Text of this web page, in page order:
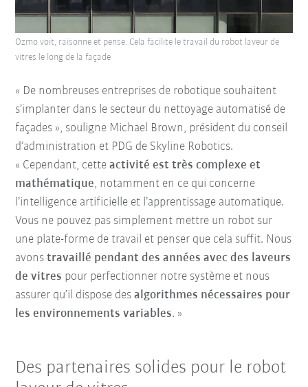
« De nombreuses entreprises de robotique souhaitent
s’implanter dans le secteur du nettoyage automatisé de
façades », souligne Michael Brown, président du conseil
d’administration et PDG de Skyline Robotics.
« Cependant, cetteactivité est très complexe et
mathématique, notamment en ce qui concerne
l’intelligence artificielle et l’apprentissage automatique.
Vous ne pouvez pas simplement mettre un robot sur
une plate-forme de travail et penser que cela suffit. Nous
avonstravaillé pendant des années avec des laveurs
de vitres pour perfectionner notre système et nous
assurer qu’il dispose desalgorithmes nécessaires pour
les environnements variables. »
Ozmo voit, raisonne et pense. Cela facilite le travail du robot laveur de
vitres le long de la façade
Des partenaires solides pour le robot